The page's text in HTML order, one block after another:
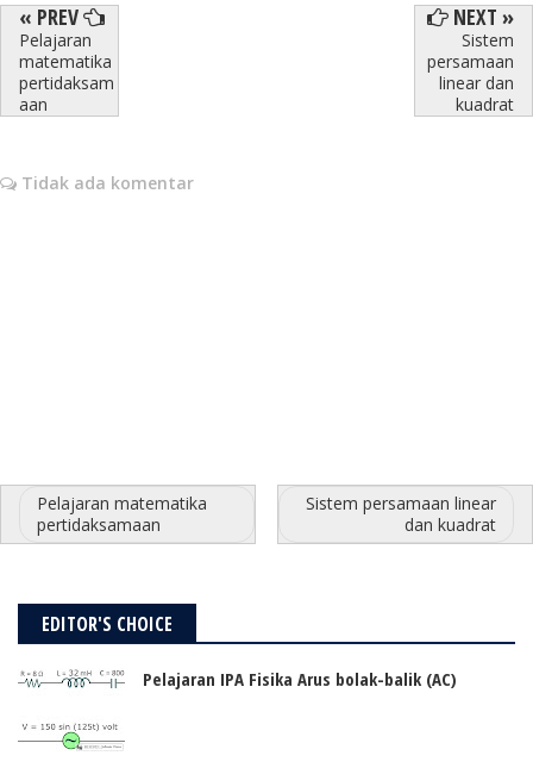
« PREV
Pelajaran
matematika
pertidaksam
aan
NEXT »
Sistem
persamaan
linear dan
kuadrat
Tidak ada komentar
Pelajaran matematika
pertidaksamaan
Sistem persamaan linear
dan kuadrat
EDITOR'S CHOICE
Pelajaran IPA Fisika Arus bolak-balik (AC)